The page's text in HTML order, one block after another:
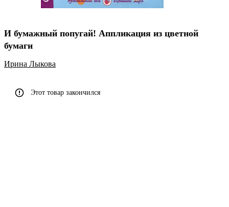
И бумажный попугай! Аппликация из цветной
бумаги
Ирина Лыкова
Этот товар закончился